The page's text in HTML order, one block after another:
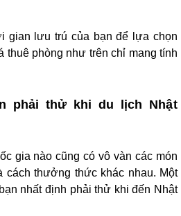
gian lưu trú của bạn để lựa chọn
thuê phòng như trên chỉ mang tính
phải thử khi du lịch Nhật
gia nào cũng có vô vàn các món
thưởng thức khác nhau. Một
nhất định phải thử khi đến Nhật